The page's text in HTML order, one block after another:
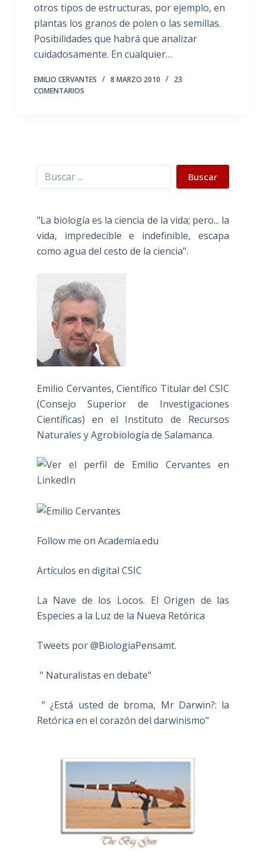
otros tipos de estructuras, por ejemplo, en
plantas los granos de polen o las semillas.
Posibilidades que habrá que analizar
cuidadosamente. En cualquier…
EMILIO CERVANTES 8 MARZO 2010
23
COMENTARIOS
Buscar Buscar
"La biología es la ciencia de la vida; pero... la
vida, impredecible e indefinible, escapa
como agua del cesto de la ciencia".
Emilio Cervantes, Científico Titular del CSIC
(Consejo Superior de Investigaciones
Científicas) en el Instituto de Recursos
Naturales y Agrobiología de Salamanca.
Follow me on Academia.edu
Artículos en digital CSIC
La Nave de los Locos. El Origen de las
Especies a la Luz de la Nueva Retórica
Tweets por @BiologiaPensamt.
" Naturalistas en debate"
" ¿Está usted de broma, Mr Darwin?: la
Retórica en el corazón del darwinismo"